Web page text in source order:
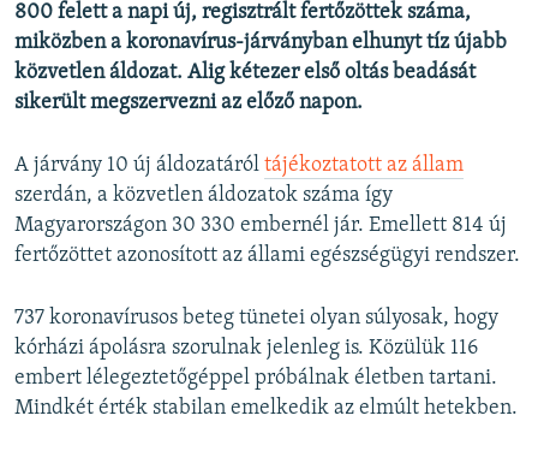
Valamennyi RFE/RL weboldal
800 felett a napi új, regisztrált fertőzöttek száma,
miközben a koronavírus-járványban elhunyt tíz újabb
közvetlen áldozat. Alig kétezer első oltás beadását
sikerült megszervezni az előző napon.
A járvány 10 új áldozatáról tájékoztatott az állam
szerdán, a közvetlen áldozatok száma így
Magyarországon 30 330 embernél jár. Emellett 814 új
fertőzöttet azonosított az állami egészségügyi rendszer.
737 koronavírusos beteg tünetei olyan súlyosak, hogy
kórházi ápolásra szorulnak jelenleg is. Közülük 116
embert lélegeztetőgéppel próbálnak életben tartani.
Mindkét érték stabilan emelkedik az elmúlt hetekben.